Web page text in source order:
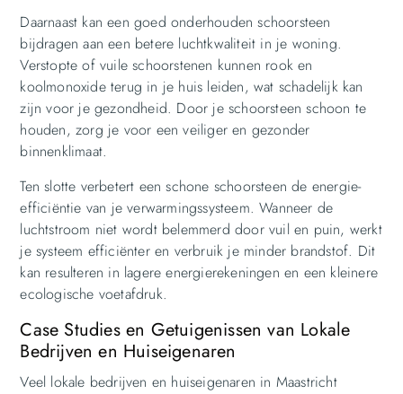
Daarnaast kan een goed onderhouden schoorsteen
bijdragen aan een betere luchtkwaliteit in je woning.
Verstopte of vuile schoorstenen kunnen rook en
koolmonoxide terug in je huis leiden, wat schadelijk kan
zijn voor je gezondheid. Door je schoorsteen schoon te
houden, zorg je voor een veiliger en gezonder
binnenklimaat.
Ten slotte verbetert een schone schoorsteen de energie-
efficiëntie van je verwarmingssysteem. Wanneer de
luchtstroom niet wordt belemmerd door vuil en puin, werkt
je systeem efficiënter en verbruik je minder brandstof. Dit
kan resulteren in lagere energierekeningen en een kleinere
ecologische voetafdruk.
Case Studies en Getuigenissen van Lokale
Bedrijven en Huiseigenaren
Veel lokale bedrijven en huiseigenaren in Maastricht